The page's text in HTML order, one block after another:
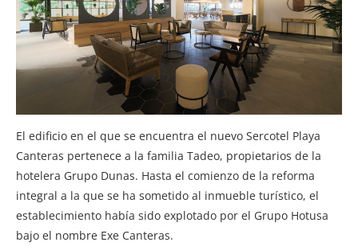
El edificio en el que se encuentra el nuevo Sercotel Playa
Canteras pertenece a la familia Tadeo, propietarios de la
hotelera Grupo Dunas. Hasta el comienzo de la reforma
integral a la que se ha sometido al inmueble turístico, el
establecimiento había sido explotado por el Grupo Hotusa
bajo el nombre Exe Canteras.